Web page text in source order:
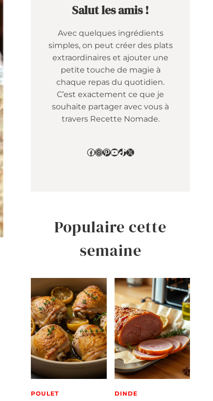
Salut les amis !
Avec quelques ingrédients
simples, on peut créer des plats
extraordinaires et ajouter une
petite touche de magie à
chaque repas du quotidien.
C’est exactement ce que je
souhaite partager avec vous à
travers Recette Nomade.
Facebook
Instagram
Pinterest
YouTube
TikTok
X
Populaire cette
semaine
POULET DINDE